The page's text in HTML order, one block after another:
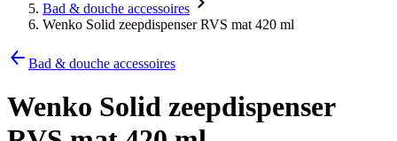
Bad & douche accessoires
Wenko Solid zeepdispenser RVS mat 420 ml
Bad & douche accessoires
Wenko Solid zeepdispenser